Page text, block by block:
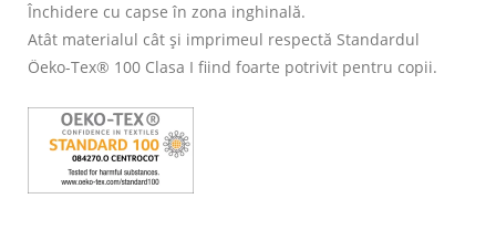
Închidere cu capse în zona inghinală.
Atât materialul cât și imprimeul respectă Standardul
Öeko-Tex® 100 Clasa I fiind foarte potrivit pentru copii.